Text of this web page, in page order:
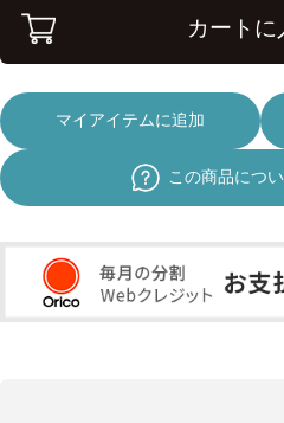
カートに
マイアイテムに追加
この商品につ